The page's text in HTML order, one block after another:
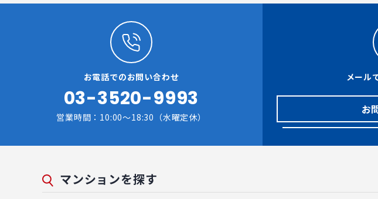
お電話でのお問い合わせ
03-3520-9993
営業時間：10:00～18:30（水曜定休）
メール
お
マンションを探す